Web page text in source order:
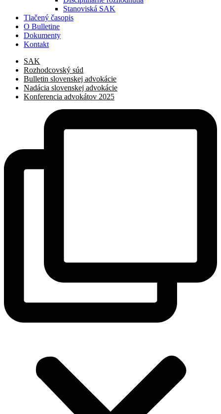
Stanoviská SAK
Tlačený časopis
O Bulletine
Dokumenty
Kontakt
SAK
Rozhodcovský súd
Bulletin slovenskej advokácie
Nadácia slovenskej advokácie
Konferencia advokátov 2025